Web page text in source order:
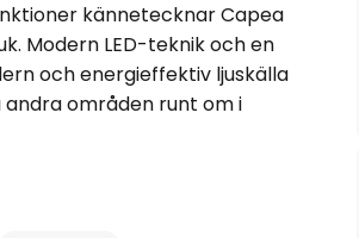
kännetecknar Capea
Modern LED-teknik och en
och energieffektiv ljuskälla
områden runt om i
lackerad
strålar nedåt i en bred